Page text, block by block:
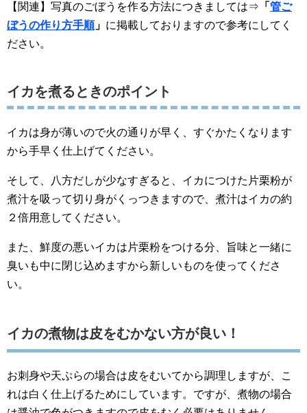
【関連】写真のごぼうを作る方法につきましては⇒ 「 管ご
ぼうの作り方手順」 に掲載しておりますので参考にしてく
ださい。
イカを煮るときのポイント
イカは身が薄いので火の通りが早く、すぐかたくなります
から手早く仕上げてください。
そして、八方だしが少なすぎると、イカにつけた片栗粉が
煮汁を吸って切り身がくっつきますので、煮汁はイカの約
２倍用意してください。
また、鮮度の悪いイカは片栗粉をつける分、旨味と一緒に
臭いも中に閉じ込めますから新しいものを使ってくださ
い。
イカの煮物は皮をむかない方が良い！
お刺身や天ぷらの場合は皮をむいてから調理しますが、こ
れは白く仕上げるためにしています。ですが、煮物の場合